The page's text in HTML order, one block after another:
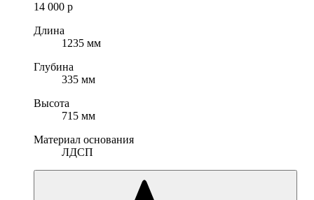
14 000 р
Длина
1235 мм
Глубина
335 мм
Высота
715 мм
Материал основания
ЛДСП